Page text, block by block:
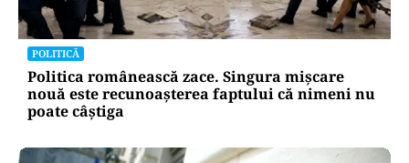
POLITICĂ
Politica românească zace. Singura mișcare
nouă este recunoașterea faptului că nimeni nu
poate câștiga